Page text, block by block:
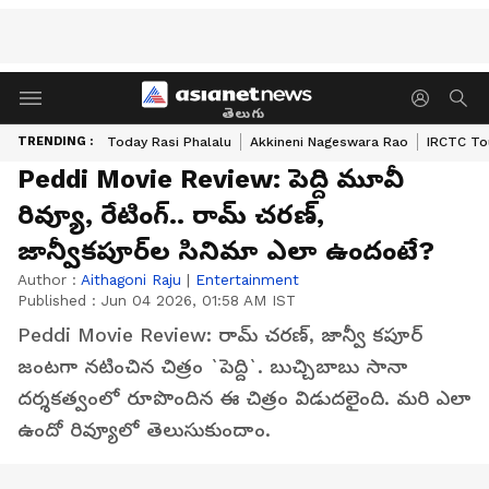
తెలుగు
TRENDING : Today Rasi Phalalu Akkineni Nageswara Rao IRCTC
Peddi Movie Review: పెద్ది మూవీ
రివ్యూ, రేటింగ్‌.. రామ్‌ చరణ్‌,
జాన్వీకపూర్‌ల సినిమా ఎలా ఉందంటే?
Author : Aithagoni Raju | Entertainment
Published : Jun 04 2026, 01:58 AM IST
Peddi Movie Review: రామ్‌ చరణ్‌, జాన్వీ కపూర్‌
జంటగా నటించిన చిత్రం `పెద్ది`. బుచ్చిబాబు సానా
దర్శకత్వంలో రూపొందిన ఈ చిత్రం విడుదలైంది. మరి ఎలా
ఉందో రివ్యూలో తెలుసుకుందాం.